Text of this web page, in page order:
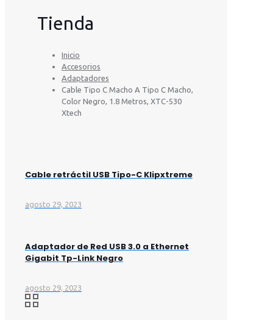
Tienda
Inicio
Accesorios
Adaptadores
Cable Tipo C Macho A Tipo C Macho,
Color Negro, 1.8 Metros, XTC-530
Xtech
Cable retráctil USB Tipo-C Klipxtreme
agosto 29, 2023
Adaptador de Red USB 3.0 a Ethernet
Gigabit Tp-Link Negro
agosto 29, 2023